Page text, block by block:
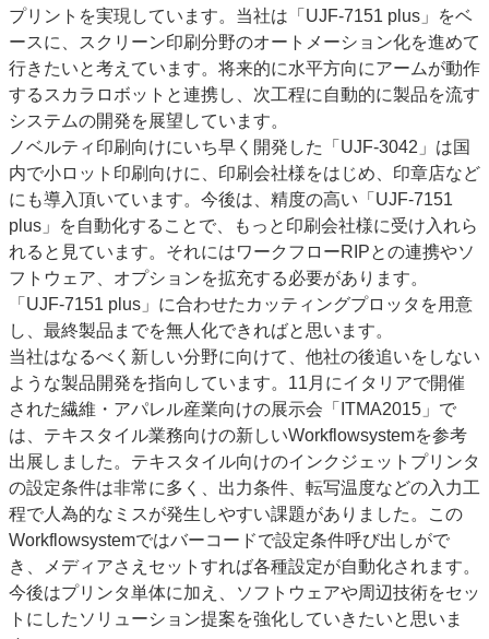
プリントを実現しています。当社は「UJF-7151 plus」をベ
ースに、スクリーン印刷分野のオートメーション化を進めて
行きたいと考えています。将来的に水平方向にアームが動作
するスカラロボットと連携し、次工程に自動的に製品を流す
システムの開発を展望しています。
ノベルティ印刷向けにいち早く開発した「UJF-3042」は国
内で小ロット印刷向けに、印刷会社様をはじめ、印章店など
にも導入頂いています。今後は、精度の高い「UJF-7151
plus」を自動化することで、もっと印刷会社様に受け入れら
れると見ています。それにはワークフローRIPとの連携やソ
フトウェア、オプションを拡充する必要があります。
「UJF-7151 plus」に合わせたカッティングプロッタを用意
し、最終製品までを無人化できればと思います。
当社はなるべく新しい分野に向けて、他社の後追いをしない
ような製品開発を指向しています。11月にイタリアで開催
された繊維・アパレル産業向けの展示会「ITMA2015」で
は、テキスタイル業務向けの新しいWorkflowsystemを参考
出展しました。テキスタイル向けのインクジェットプリンタ
の設定条件は非常に多く、出力条件、転写温度などの入力工
程で人為的なミスが発生しやすい課題がありました。この
Workflowsystemではバーコードで設定条件呼び出しがで
き、メディアさえセットすれば各種設定が自動化されます。
今後はプリンタ単体に加え、ソフトウェアや周辺技術をセッ
トにしたソリューション提案を強化していきたいと思いま